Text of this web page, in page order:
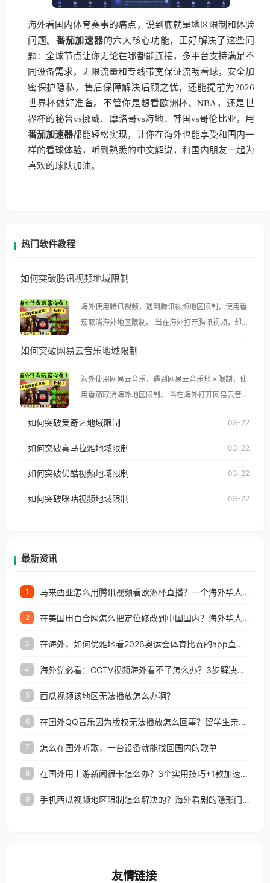
海外看国内体育赛事的痛点，说到底就是地区限制和体验
问题。番茄加速器的六大核心功能，正好解决了这些问
题：全球节点让你无论在哪都能连接，多平台支持满足不
同设备需求，无限流量和专线带宽保证流畅看球，安全加
密保护隐私，售后保障解决后顾之忧，还能提前为2026
世界杯做好准备。不管你是想看欧洲杯、NBA，还是世
界杯的秘鲁vs挪威、摩洛哥vs海地、韩国vs哥伦比亚，用
番茄加速器都能轻松实现，让你在海外也能享受和国内一
样的看球体验，听到熟悉的中文解说，和国内朋友一起为
喜欢的球队加油。
热门软件教程
如何突破腾讯视频地域限制
海外使用腾讯视频，遇到腾讯视频地区限制，使用番
茄取消海外地区限制。 当在海外打开腾讯视频，却突
示语。 海外用户如香港、澳门、台湾、美国、加拿
像其他音乐平台一样，出现地区及版权限制问题，且
仅能在中国大陆地区播放。 遇到这个问题的朋友们，
使用番茄回国加速器，即可解决「海外用户收听腾讯
台湾、美国、加拿大、澳大利亚、欧洲等国家和地区
权限制所困扰。
如何突破网易云音乐地域限制
海外使用网易云音乐，遇到网易云音乐地区限制，使
用番茄取消海外地区限制。 当在海外打开网易云音
播放”的提示语。 海外用户如香港、澳门、台湾、美
国、加拿大、澳大利亚、欧洲等国家和地区时，网易
制问题，且仅能在中国大陆地区播放。 遇到这个问题
户收听网易云音乐地区版权限制」的问题，无论人在
如何突破爱奇艺地域限制 03-22
如何突破喜马拉雅地域限制 03-22
如何突破优酷视频地域限制 03-22
如何突破咪咕视频地域限制 03-22
最新资讯
1 马来西亚怎么用腾讯视频看欧洲杯直播？一个海外华人的真实困扰与破解
2 在美国用百合网怎么把定位修改到中国国内？海外华人必备的回国加速指南
3 在海外，如何优雅地看2026奥运会体育比赛的app直播？
4 海外党必看：CCTV视频海外看不了怎么办？3步解决地区限制+追剧自由
5 西瓜视频该地区无法播放怎么办啊？
6 在国外QQ音乐因为版权无法播放怎么回事？留学生亲测有效的解决办法
7 怎么在国外听歌，一台设备就能找回国内的歌单
8 在国外用上游新闻很卡怎么办？3个实用技巧+1款加速器解决海外看国内内容难题
9 手机西瓜视频地区限制怎么解决的？海外看剧的隐形门与钥匙
友情链接